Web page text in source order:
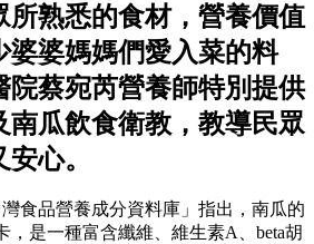
所熟悉的食材，營養價值
婆婆媽媽們愛入菜的料
院蔡宛芮營養師特別提供
南瓜飲食衛教，教導民眾
心。
食品營養成分資料庫」指出，南瓜的
，是一種富含纖維、維生素A、beta胡